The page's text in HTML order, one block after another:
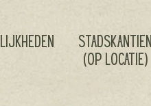
stadskantien
(op locatie)